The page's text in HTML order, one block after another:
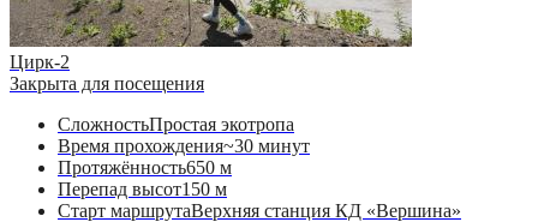
Цирк-2
Закрыта для посещения
СложностьПростая экотропа
Время прохождения~30 минут
Протяжённость650 м
Перепад высот150 м
Старт маршрутаВерхняя станция КД «Вершина»